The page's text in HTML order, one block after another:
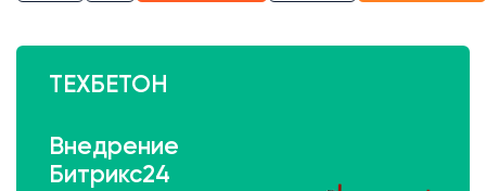
ТЕХБЕТОН
Внедрение
Битрикс24